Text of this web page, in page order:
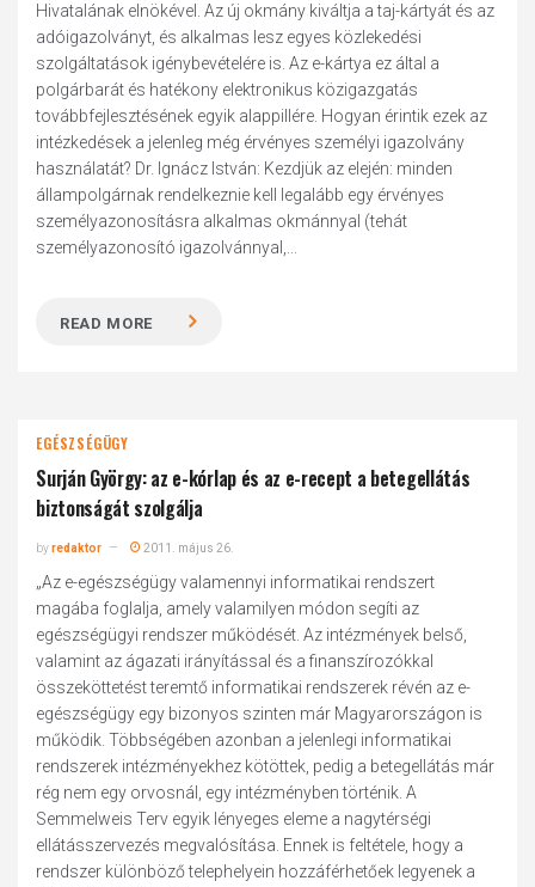
Hivatalának elnökével. Az új okmány kiváltja a taj-kártyát és az
adóigazolványt, és alkalmas lesz egyes közlekedési
szolgáltatások igénybevételére is. Az e-kártya ez által a
polgárbarát és hatékony elektronikus közigazgatás
továbbfejlesztésének egyik alappillére. Hogyan érintik ezek az
intézkedések a jelenleg még érvényes személyi igazolvány
használatát? Dr. Ignácz István: Kezdjük az elején: minden
állampolgárnak rendelkeznie kell legalább egy érvényes
személyazonosításra alkalmas okmánnyal (tehát
személyazonosító igazolvánnyal,...
READ MORE
EGÉSZSÉGÜGY
Surján György: az e-kórlap és az e-recept a betegellátás
biztonságát szolgálja
byredaktor 2011. május 26.
„Az e-egészségügy valamennyi informatikai rendszert
magába foglalja, amely valamilyen módon segíti az
egészségügyi rendszer működését. Az intézmények belső,
valamint az ágazati irányítással és a finanszírozókkal
összeköttetést teremtő informatikai rendszerek révén az e-
egészségügy egy bizonyos szinten már Magyarországon is
működik. Többségében azonban a jelenlegi informatikai
rendszerek intézményekhez kötöttek, pedig a betegellátás már
rég nem egy orvosnál, egy intézményben történik. A
Semmelweis Terv egyik lényeges eleme a nagytérségi
ellátásszervezés megvalósítása. Ennek is feltétele, hogy a
rendszer különböző telephelyein hozzáférhetőek legyenek a